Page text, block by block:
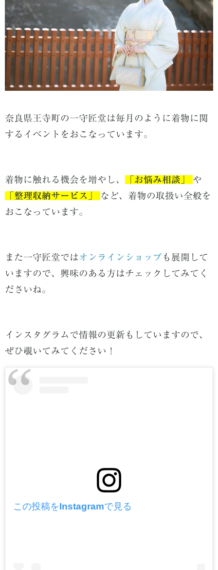
奈良県王寺町の一守匠堂は毎月のように着物に関
するイベントをおこなっています。
着物に触れる機会を増やし、 お悩み相談」
や
整理収納サービス」
など、着物の取扱い全般を
おこなっています。
また一守匠堂では オンラインショップ も展開 して
いますので、 興味のある方はチェックしてみてく
ださいね。
インスタグラムで情報の更新もしていますので、
ぜひ覗いてみてください！
この投稿をInstagramで見る